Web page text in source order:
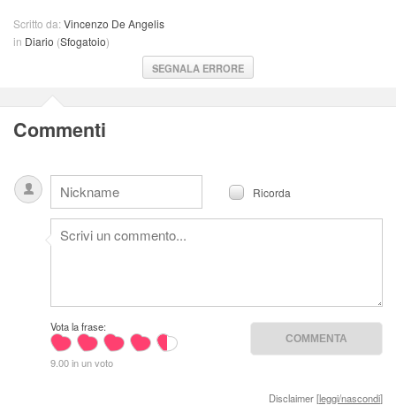
Scritto da:Vincenzo De Angelis
in Diario (Sfogatoio)
SEGNALA ERRORE
Commenti
Ricorda
Vota la frase:
9.00 in un voto
Disclaimer [leggi/nascondi]